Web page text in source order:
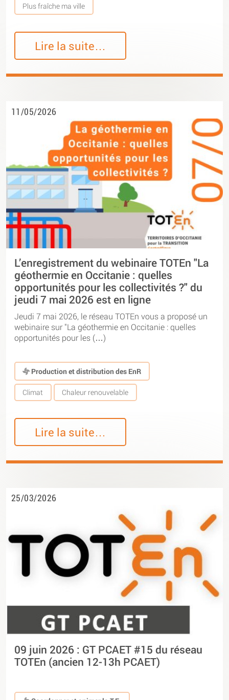
Plus fraîche ma ville
Lire la suite…
11/05/2026
L’enregistrement du webinaire TOTEn "La
géothermie en Occitanie : quelles
opportunités pour les collectivités ?" du
jeudi 7 mai 2026 est en ligne
Jeudi 7 mai 2026, le réseau TOTEn vous a proposé un
webinaire sur "La géothermie en Occitanie : quelles
opportunités pour les (…)
Production et distribution des EnR
Climat Chaleur renouvelable
Lire la suite…
25/03/2026
09 juin 2026 : GT PCAET #15 du réseau
TOTEn (ancien 12-13h PCAET)